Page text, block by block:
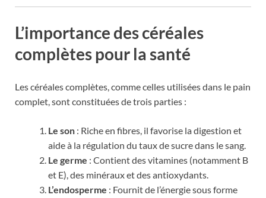
L’importance des céréales
complètes pour la santé
Les céréales complètes, comme celles utilisées dans le pain
complet, sont constituées de trois parties :
Le son : Riche en fibres, il favorise la digestion et
aide à la régulation du taux de sucre dans le sang.
Le germe : Contient des vitamines (notamment B
et E), des minéraux et des antioxydants.
L’endosperme : Fournit de l’énergie sous forme